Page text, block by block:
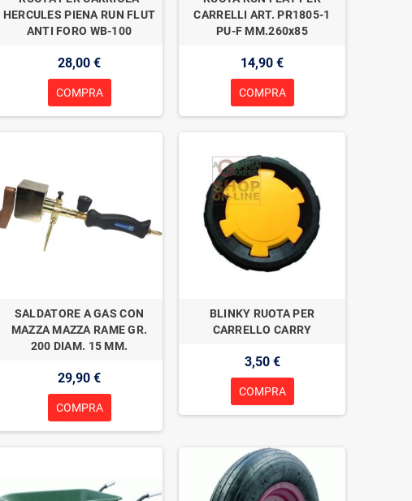
HERCULES PIENA RUN FLUT
ANTI FORO WB-100
28,00 €
COMPRA
CARRELLI ART. PR1805-1
PU-F MM.260x85
14,90 €
COMPRA
SALDATORE A GAS CON
MAZZA MAZZA RAME GR.
200 DIAM. 15 MM.
29,90 €
COMPRA
BLINKY RUOTA PER
CARRELLO CARRY
3,50 €
COMPRA